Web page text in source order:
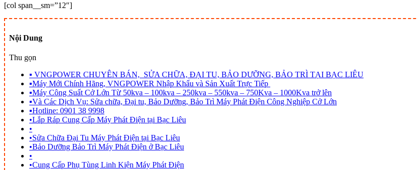
[col span__sm=”12″]
Nội Dung
Thu gọn
▪ VNGPOWER CHUYÊN BÁN, SỬA CHỮA, ĐẠI TU, BẢO DƯỠNG, BẢO TRÌ TẠI BẠC LIÊU
▪Máy Mới Chính Hãng, VNGPOWER Nhập Khẩu và Sản Xuất Trực Tiếp
▪Máy Công Suất Cở Lớn Từ 50kva – 100kva – 250kva – 550kva – 750Kva – 1000Kva trở lên
▪Và Các Dịch Vụ: Sửa chữa, Đại tu, Bảo Dưỡng, Bảo Trì Máy Phát Điện Công Nghiệp Cở Lớn
▪Hotline: 0901 38 9998
•Lắp Ráp Cung Cấp Máy Phát Điện tại Bạc Liêu
•
•Sửa Chữa Đại Tu Máy Phát Điện tại Bạc Liêu
•Bảo Dưỡng Bảo Trì Máy Phát Điện ở Bạc Liêu
•
•Cung Cấp Phụ Tùng Linh Kiện Máy Phát Điện